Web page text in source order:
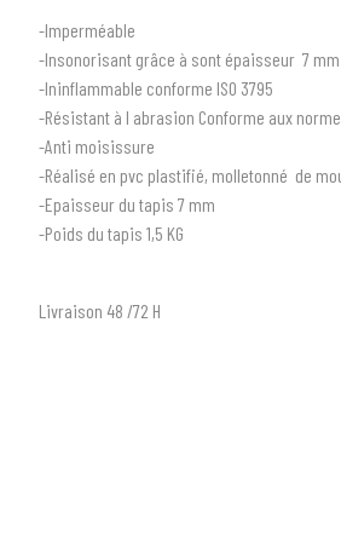
SÉLECTIONNEZ LE TYPE DE VOTRE
Tous les types
-Imperméable
-Insonorisant grâce à sont épaisseur 7 mm
-Ininflammable conforme ISO 3795
-Résistant à l abrasion Conforme aux
-Anti moisissure
-Réalisé en pvc plastifié, molletonné de
-Epaisseur du tapis 7 mm
-Poids du tapis 1,5 KG
Livraison 48 /72 H